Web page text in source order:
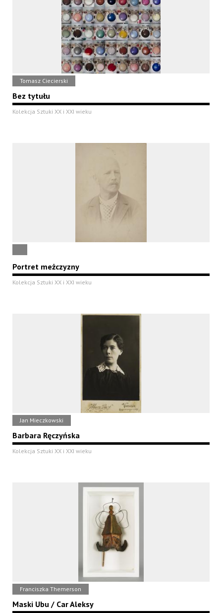
Tomasz Ciecierski
Bez tytułu
Kolekcja Sztuki XX i XXI wieku
Portret meżczyzny
Kolekcja Sztuki XX i XXI wieku
Jan Mieczkowski
Barbara Ręczyńska
Kolekcja Sztuki XX i XXI wieku
Franciszka Themerson
Maski Ubu / Car Aleksy